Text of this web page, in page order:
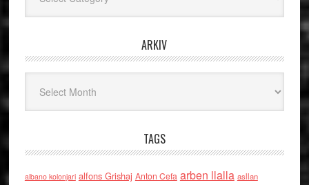
ARKIV
TAGS
albano kolonjari alfons Grishaj Anton Cefa arben llalla asllan